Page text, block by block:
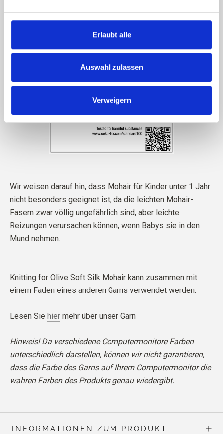
Erlaubt alle
Auswahl zulassen
Verweigern
Wir weisen darauf hin, dass Mohair für Kinder unter 1 Jahr
nicht besonders geeignet ist, da die leichten Mohair-
Fasern zwar völlig ungefährlich sind, aber leichte
Reizungen verursachen können, wenn Babys sie in den
Mund nehmen.
Knitting for Olive Soft Silk Mohair kann zusammen mit
einem Faden eines anderen Garns verwendet werden.
Lesen Sie hier mehr über unser Garn
Hinweis! Da verschiedene Computermonitore Farben
unterschiedlich darstellen, können wir nicht garantieren,
dass die Farbe des Garns auf Ihrem Computermonitor die
wahren Farben des Produkts genau wiedergibt.
INFORMATIONEN ZUM PRODUKT